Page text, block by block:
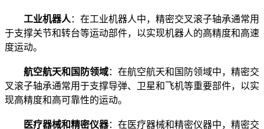
工业机器人 ：在工业机器人中，精密交叉滚子轴承通常用
于支撑关节和转台等运动部件，以实现机器人的高精度和高速
度运动。
航空航天和国防领域：在航空航天和国防领域中，精密交
叉滚子轴承通常用于支撑导弹、卫星和飞机等重要部件，以实
现高精度和高可靠性的运动。
医疗器械和精密仪器：在医疗器械和精密仪器中，精密交